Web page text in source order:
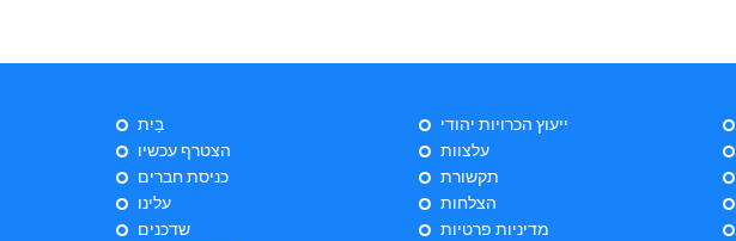
בַּיִת
הצטרף עכשיו
כניסת חברים
עלינו
שדכנים
ייעוץ הכרויות יהודי
עלצוות
תקשורת
הצלחות
מדיניות פרטיות